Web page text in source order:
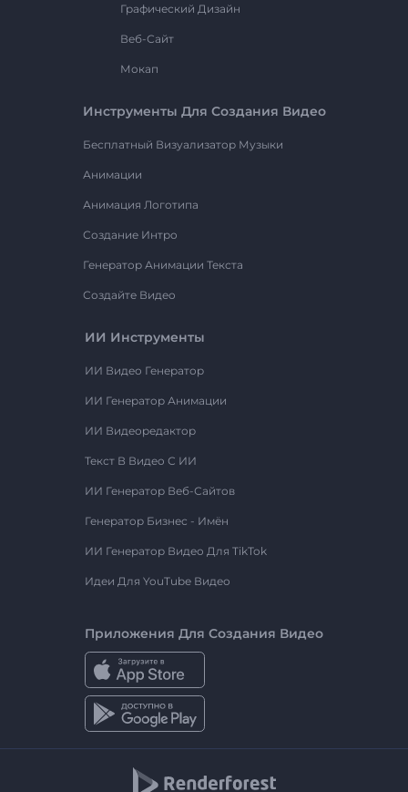
Графический Дизайн
Веб-Сайт
Мокап
Инструменты Для Создания Видео
Бесплатный Визуализатор Музыки
Анимации
Анимация Логотипа
Создание Интро
Генератор Анимации Текста
Создайте Видео
ИИ Инструменты
ИИ Видео Генератор
ИИ Генератор Анимации
ИИ Видеоредактор
Текст В Видео С ИИ
ИИ Генератор Веб-Сайтов
Генератор Бизнес - Имён
ИИ Генератор Видео Для TikTok
Идеи Для YouTube Видео
Приложения Для Создания Видео